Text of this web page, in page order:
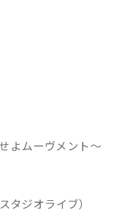
よムーヴメント～
ジオライブ）